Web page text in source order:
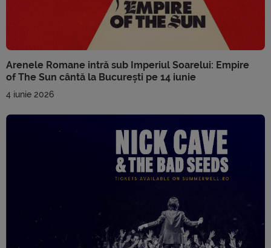
Arenele Romane intră sub Imperiul Soarelui: Empire
of The Sun cântă la București pe 14 iunie
4 iunie 2026